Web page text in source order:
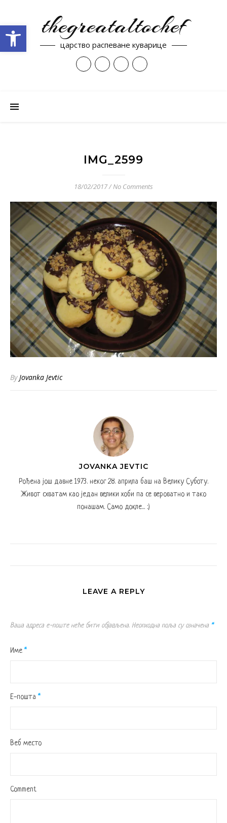
thegreataltochef
царство распеване куварице
IMG_2599
18/02/2017/No Comments
ByJovanka Jevtic
JOVANKA JEVTIC
Рођена још давне 1973. неког 28. априла баш на Велику Суботу.
Живот схватам као један велики хоби па се вероватно и тако
понашам. Само докле... :)
LEAVE A REPLY
Ваша адреса е-поште неће бити објављена. Неопходна поља су означена *
Име *
Е-пошта *
Веб место
Comment
Open toolbar